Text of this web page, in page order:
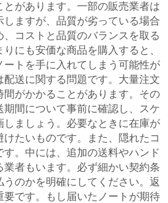
があります。一部の販売業者は
ますが、品質が劣っている場合
コストと品質のバランスを取る
にも安価な商品を購入すると、
トを手に入れてしまう可能性が
配送に関する問題です。大量注文
がかかることがあります。その
期間について事前に確認し、スケ
しましょう。必要なときに在庫が
たいものです。また、隠れたコ
。中には、追加の送料やハンド
業者もいます。必ず細かい契約条
のかを明確にしてください。返
です。もし届いたノートが期待